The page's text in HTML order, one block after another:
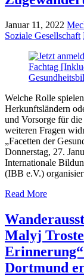
Januar 11, 2022
Soziale Gesellschaft
Welche Rolle
Herkunftsländern
und Vorsorge für
weiteren Fragen
„Facetten der
Donnerstag, 27.
Internationale
(IBB e.V.)
Read More
Malyj
Dortmund